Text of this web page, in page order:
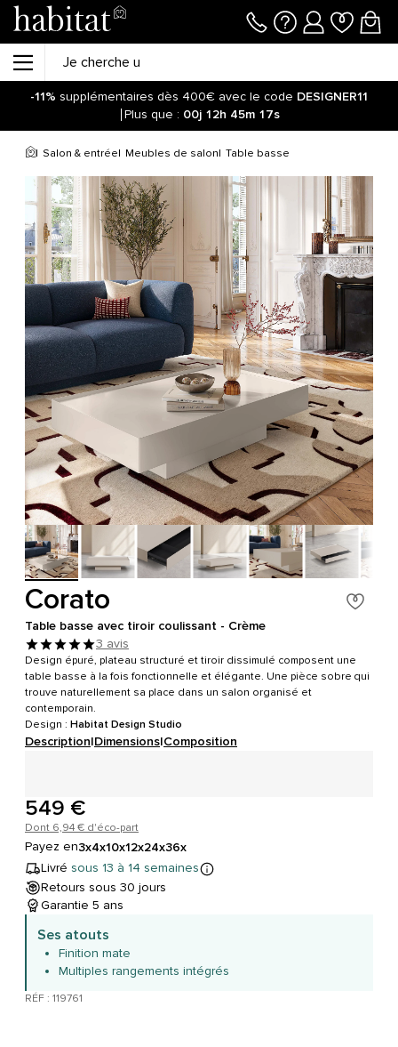
-11% supplémentaires dès 400€ avec le code DESIGNER11
Plus que : 00j 12h 45m 17s
Salon & entrée Meubles de salon Table basse
Corato
Table basse avec tiroir coulissant - Crème
3 avis
Design épuré, plateau structuré et tiroir dissimulé composent une
table basse à la fois fonctionnelle et élégante. Une pièce sobre qui
trouve naturellement sa place dans un salon organisé et
contemporain.
Design : Habitat Design Studio
Description|Dimensions|Composition
549 €
Dont 6,94 € d'éco-part
Payez en3x4x10x12x24x36x
Livré sous 13 à 14 semaines
Retours sous 30 jours
Garantie 5 ans
Ses atouts
Finition mate
Multiples rangements intégrés
RÉF : 119761